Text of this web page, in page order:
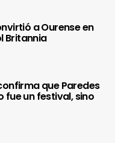
a Ourense en
Britannia
que Paredes
fue un festival, sino